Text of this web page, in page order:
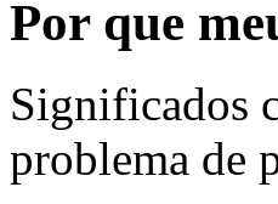
Por que
Significados
problema de